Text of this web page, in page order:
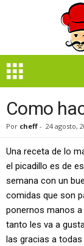
e
b
Como
Por cheff - 24 agosto,
Una receta de lo
el picadillo es de
semana con un
comidas que son
ponernos manos
tanto les va a
las gracias a